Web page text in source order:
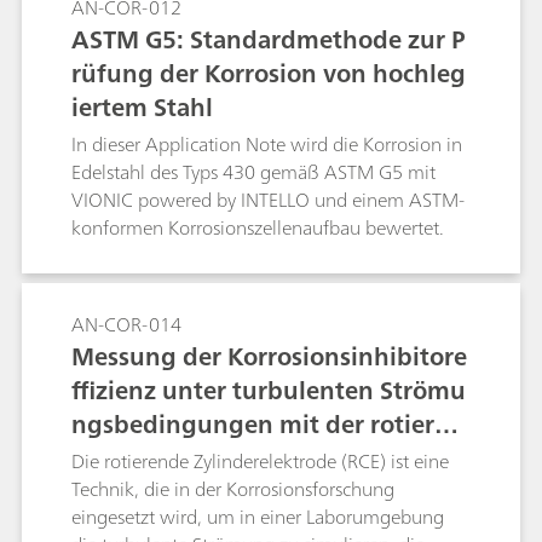
AN-COR-012
ASTM G5: Standardmethode zur P
rüfung der Korrosion von hochleg
iertem Stahl
In dieser Application Note wird die Korrosion in
Edelstahl des Typs 430 gemäß ASTM G5 mit
VIONIC powered by INTELLO und einem ASTM-
konformen Korrosionszellenaufbau bewertet.
AN-COR-014
Messung der Korrosionsinhibitore
ffizienz unter turbulenten Strömu
ngsbedingungen mit der rotieren
den Zylinderelektrode (RCE) von A
utolab gemäß ASTM G185
Die rotierende Zylinderelektrode (RCE) ist eine
Technik, die in der Korrosionsforschung
eingesetzt wird, um in einer Laborumgebung